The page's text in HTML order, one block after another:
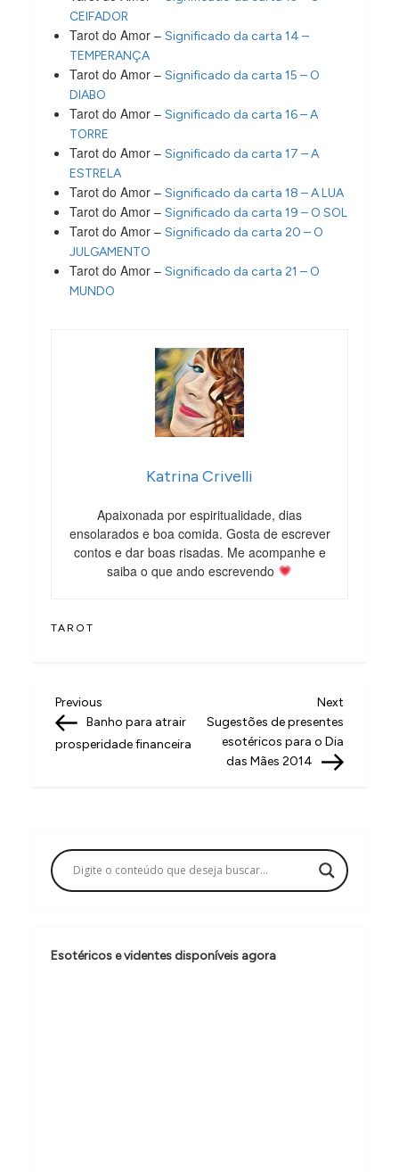
CEIFADOR
Tarot do Amor –Significado da carta 14 –
TEMPERANÇA
Tarot do Amor –Significado da carta 15 – O
DIABO
Tarot do Amor –Significado da carta 16 – A
TORRE
Tarot do Amor –Significado da carta 17 – A
ESTRELA
Tarot do Amor –Significado da carta 18 – A LUA
Tarot do Amor –Significado da carta 19 – O SOL
Tarot do Amor –Significado da carta 20 – O
JULGAMENTO
Tarot do Amor –Significado da carta 21 – O
MUNDO
Katrina Crivelli
Apaixonada por espiritualidade, dias
ensolarados e boa comida. Gosta de escrever
contos e dar boas risadas. Me acompanhe e
saiba o que ando escrevendo
TAROT
N
a
a
ç
o
d
Previous
Post
Previous
Banho para atrair
prosperidade financeira
Next
Post
Next
Sugestões de presentes
esotéricos para o Dia
das Mães 2014
Esotéricos e videntes disponíveis agora